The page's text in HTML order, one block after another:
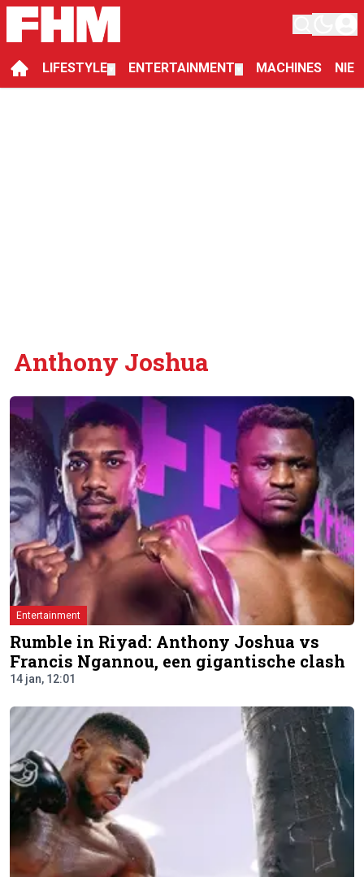
LIFESTYLE ENTERTAINMENT MACHINES
Anthony Joshua
Entertainment
Rumble in Riyad: Anthony Joshua vs
Francis Ngannou, een gigantische clash
14 jan, 12:01